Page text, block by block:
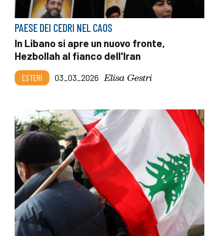
PAESE DEI CEDRI NEL CAOS
In Libano si apre un nuovo fronte,
Hezbollah al fianco dell'Iran
ESTERI 03_03_2026 Elisa Gestri